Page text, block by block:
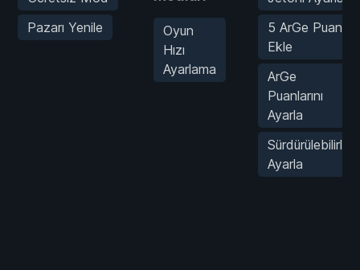
Pazarı Yenile
Oyun
Hızı
Ayarlama
5 ArGe Puanı
Ekle
ArGe
Puanlarını
Ayarla
Sürdürülebilirliği
Ayarla